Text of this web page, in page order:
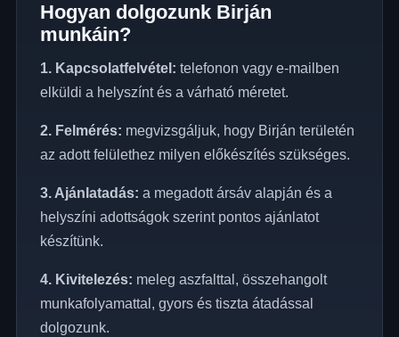
Hogyan dolgozunk Birján
munkáin?
1. Kapcsolatfelvétel: telefonon vagy e-mailben
elküldi a helyszínt és a várható méretet.
2. Felmérés: megvizsgáljuk, hogy Birján területén
az adott felülethez milyen előkészítés szükséges.
3. Ajánlatadás: a megadott ársáv alapján és a
helyszíni adottságok szerint pontos ajánlatot
készítünk.
4. Kivitelezés: meleg aszfalttal, összehangolt
munkafolyamattal, gyors és tiszta átadással
dolgozunk.